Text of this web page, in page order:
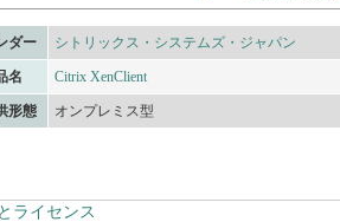
ダー シトリックス・システムズ・ジャパン
名 Citrix XenClient
形態 オンプレミス型
ライセンス